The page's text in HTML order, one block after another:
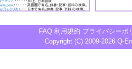
FAQ 利用規約 プライバシーポ
Copyright (C) 2009-2026 Q-